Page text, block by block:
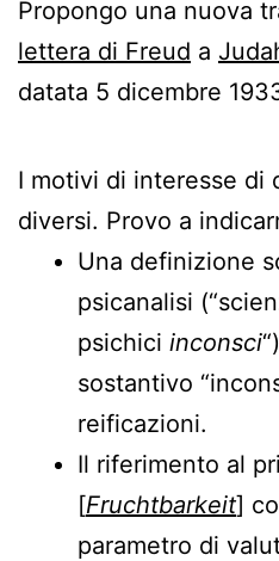
Propongo una nuova
lettera di Freud a
datata 5 dicembre
I motivi di interesse di
diversi. Provo a
Una definizione
psicanalisi
psichici inconsci
sostantivo
reificazioni.
Il riferimento al
[Fruchtbarkeit]
parametro di